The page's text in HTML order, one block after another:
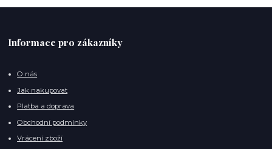
Informace pro zákazníky
O nás
Jak nakupovat
Platba a doprava
Obchodní podmínky
Vrácení zboží